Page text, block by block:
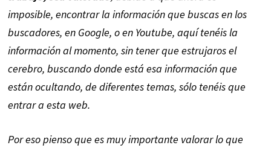
imposible, encontrar la información que buscas en los
buscadores, en Google, o en Youtube, aquí tenéis la
información al momento, sin tener que estrujaros el
cerebro, buscando donde está esa información que
están ocultando, de diferentes temas, sólo tenéis que
entrar a esta web.
Por eso pienso que es muy importante valorar lo que